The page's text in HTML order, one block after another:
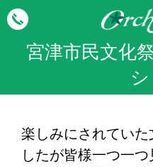
宮津市民文化
楽しみにされてい
したが皆様一つ一つ